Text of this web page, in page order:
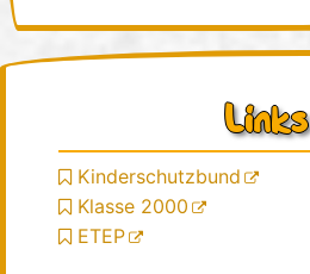
Links
Kinderschutzbund
Klasse 2000
ETEP